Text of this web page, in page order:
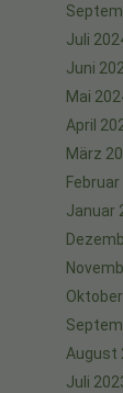
Juli
Juni
Mai
April
März
Januar
August
Juli